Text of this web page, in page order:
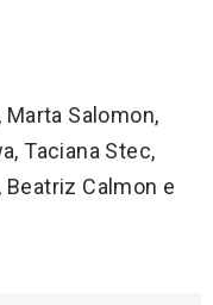
Marta Salomon,
Taciana Stec,
Beatriz Calmon e